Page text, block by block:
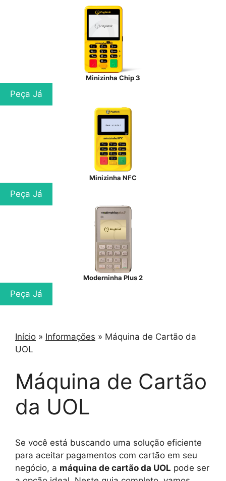
Minizinha Chip 3
Peça Já
Minizinha NFC
Peça Já
Moderninha Plus 2
Peça Já
Início » Informações » Máquina de Cartão da
UOL
Máquina de Cartão
da UOL
Se você está buscando uma solução eficiente
para aceitar pagamentos com cartão em seu
negócio, a máquina de cartão da UOL pode ser